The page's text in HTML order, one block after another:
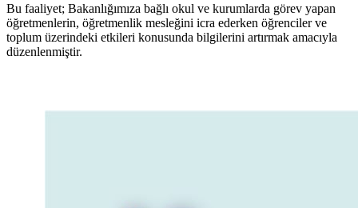
Bu faaliyet; Bakanlığımıza bağlı okul ve kurumlarda görev yapan
öğretmenlerin, öğretmenlik mesleğini icra ederken öğrenciler ve
toplum üzerindeki etkileri konusunda bilgilerini artırmak amacıyla
düzenlenmiştir.